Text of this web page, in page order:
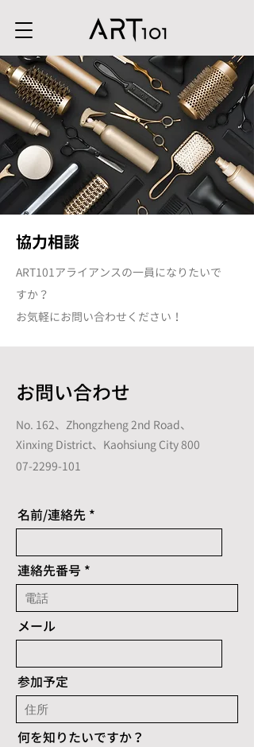
協力相談
ART101アライアンスの一員になりたいで
すか？
お気軽にお問い合わせください！
お問い合わせ
No. 162、Zhongzheng 2nd Road、
Xinxing District、Kaohsiung City 800
07-2299-101
名前/連絡先
連絡先番号
メール
参加予定
何を知りたいですか？